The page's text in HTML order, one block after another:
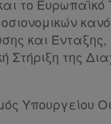
το
και
της
Υπουργείου